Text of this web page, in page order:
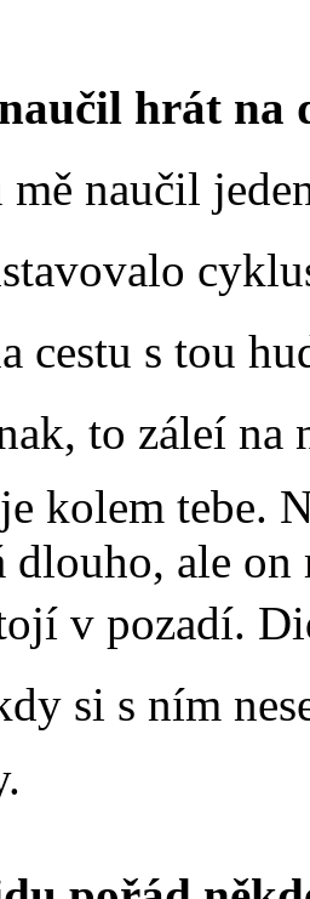
hrát na
mě naučil
cestu s tou
to záleí
kolem tebe.
dlouho, ale
v pozadí.
si s ním